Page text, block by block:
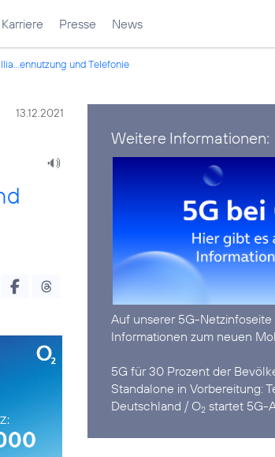
Karriere Presse News
und Telefonie
13.12.2021
Weitere Informationen:
Auf unserer 5G-Netzinfoseite
Informationen zum neuen
5G für 30 Prozent der
Standalone in Vorbereitung:
Deutschland / O2 startet 5G-